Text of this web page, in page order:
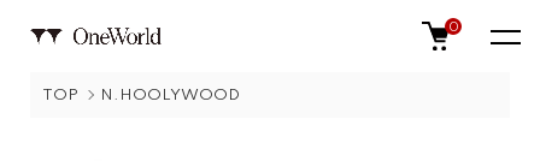
0
TOP N.HOOLYWOOD